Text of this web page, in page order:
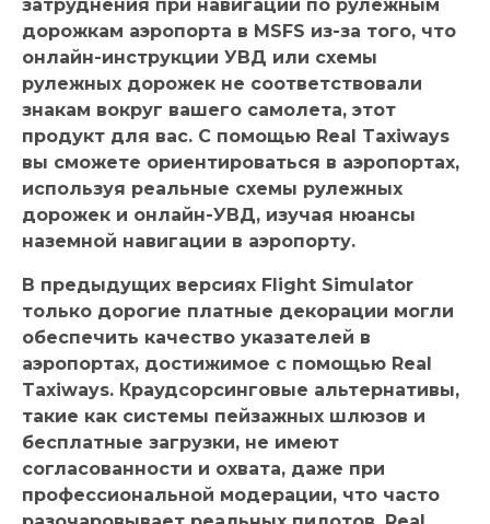
затруднения при навигации по рулежным
дорожкам аэропорта в MSFS из-за того, что
онлайн-инструкции УВД или схемы
рулежных дорожек не соответствовали
знакам вокруг вашего самолета, этот
продукт для вас. С помощью Real Taxiways
вы сможете ориентироваться в аэропортах,
используя реальные схемы рулежных
дорожек и онлайн-УВД, изучая нюансы
наземной навигации в аэропорту.
В предыдущих версиях Flight Simulator
только дорогие платные декорации могли
обеспечить качество указателей в
аэропортах, достижимое с помощью Real
Taxiways. Краудсорсинговые альтернативы,
такие как системы пейзажных шлюзов и
бесплатные загрузки, не имеют
согласованности и охвата, даже при
профессиональной модерации, что часто